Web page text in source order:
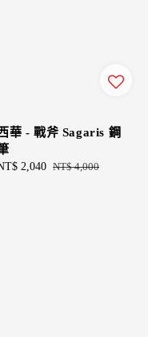
華 - 戰斧 Sagaris 鋼
2,040 Regular
NT$ 4,000